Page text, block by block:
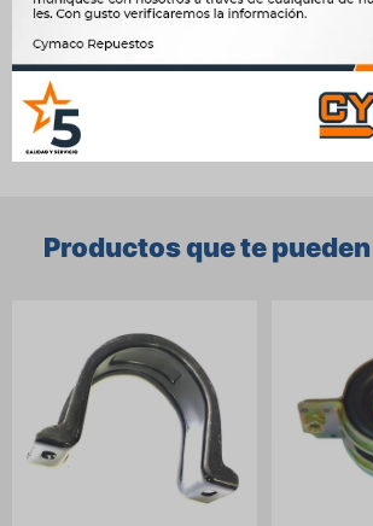
   
Ver mas productos de la marca
Productos que te